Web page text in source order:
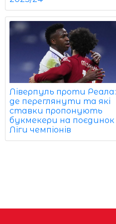
Ліверпуль проти Реала:
де переглянути та які
ставки пропонують
букмекери на поєдинок
Ліги чемпіонів